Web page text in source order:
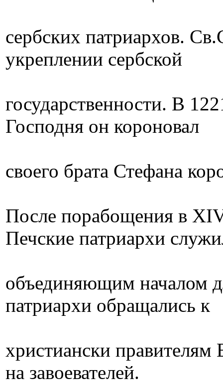
cербских патриархов.
укреплении сербской
государственности. В
Господня он короновал
своего брата Стефана
После порабощения в
Печские патриархи
объединяющим началом
патриархи обращались к
христиански
на завоевателей.